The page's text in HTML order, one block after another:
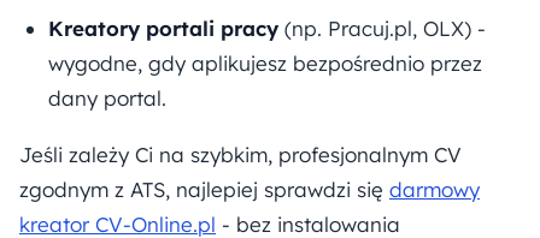
Kreatory portali pracy (np. Pracuj.pl, OLX) -
wygodne, gdy aplikujesz bezpośrednio przez
dany portal.
Jeśli zależy Ci na szybkim, profesjonalnym CV
zgodnym z ATS, najlepiej sprawdzi się darmowy
kreator CV-Online.pl - bez instalowania